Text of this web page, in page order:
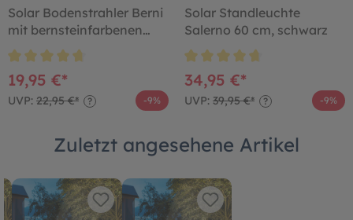
Solar Bodenstrahler Berni
mit bernsteinfarbenen
Licht
19,95 €*
UVP: 22,95 €* ? -9%
Solar Standleuchte
Salerno 60 cm, schwarz
34,95 €*
UVP: 39,95 €* ? -9%
Zuletzt angesehene Artikel